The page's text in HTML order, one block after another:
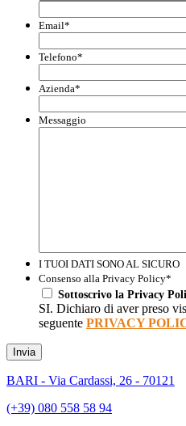
Email*
Telefono*
Azienda*
Messaggio
I TUOI DATI SONO AL SICURO
Consenso alla Privacy Policy*
Sottoscrivo la Privacy
SI. Dichiaro di aver preso
seguente PRIVACY
Invia
BARI - Via Cardassi, 26 - 70121
(+39) 080 558 58 94